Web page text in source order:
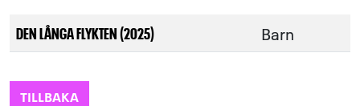
DEN LÅNGA FLYKTEN (2025) Barn
TILLBAKA